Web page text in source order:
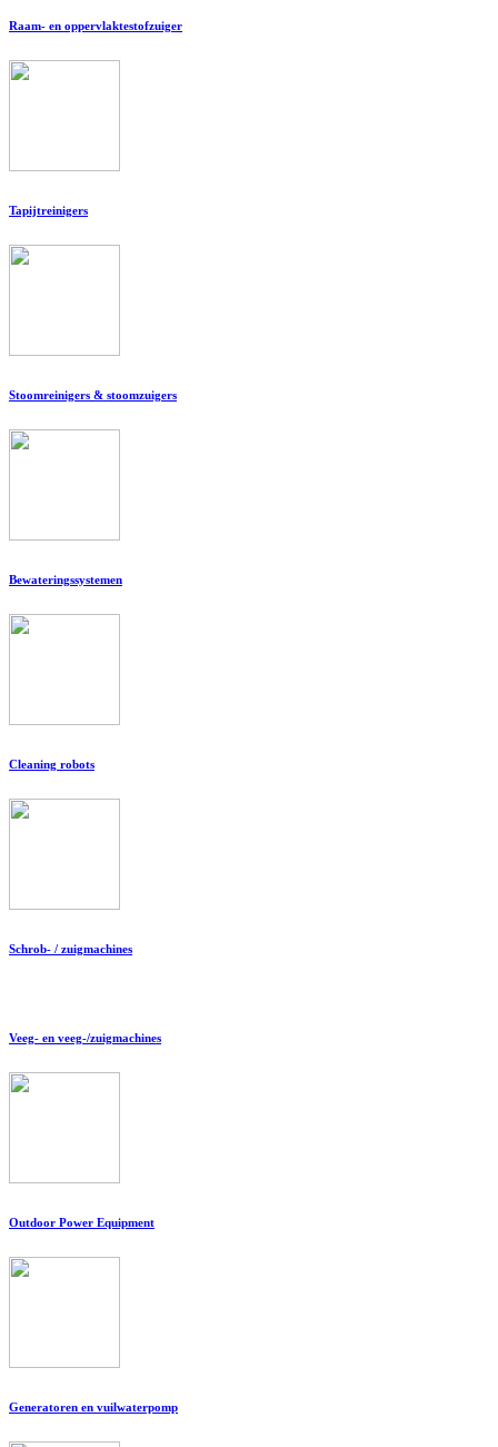
Raam- en oppervlaktestofzuiger
Tapijtreinigers
Stoomreinigers & stoomzuigers
Bewateringssystemen
Cleaning robots
Schrob- / zuigmachines
Veeg- en veeg-/zuigmachines
Outdoor Power Equipment
Generatoren en vuilwaterpomp